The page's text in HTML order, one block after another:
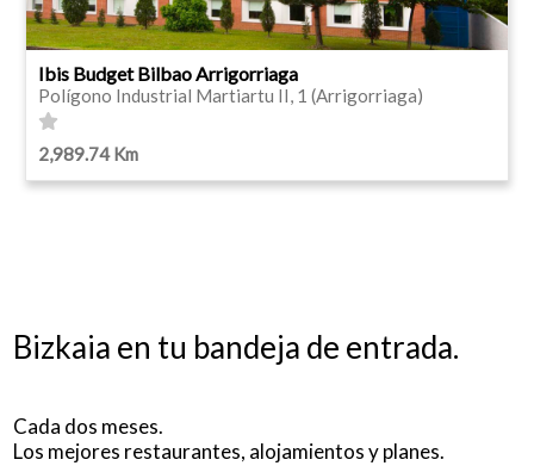
Ibis Budget Bilbao Arrigorriaga
Polígono Industrial Martiartu II, 1 (Arrigorriaga)
2,989.74 Km
Bizkaia en tu bandeja de entrada.
Cada dos meses.
Los mejores restaurantes, alojamientos y planes.